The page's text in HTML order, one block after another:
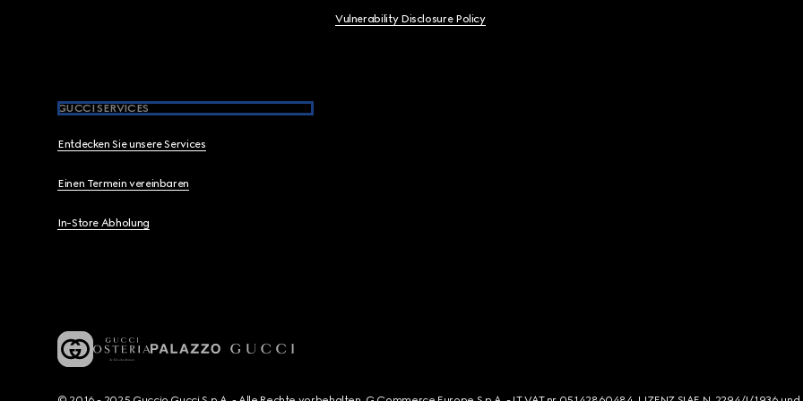
Vulnerability Disclosure Policy
GUCCI SERVICES
Entdecken Sie unsere Services
Einen Termein vereinbaren
In-Store Abholung